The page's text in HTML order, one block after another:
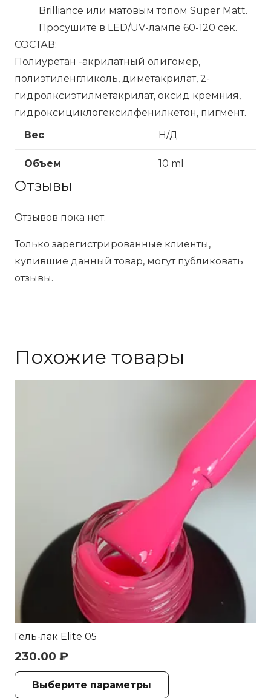
Brilliance или матовым топом Super Matt.
Просушите в LED/UV-лампе 60-120 сек.
СОСТАВ:
Полиуретан -акрилатный олигомер,
полиэтиленгликоль, диметакрилат, 2-
гидролксиэтилметакрилат, оксид кремния,
гидроксициклогексилфенилкетон, пигмент.
Вес
Н/Д
Объем 10 ml
Отзывы
Отзывов пока нет.
Только зарегистрированные клиенты,
купившие данный товар, могут публиковать
отзывы.
Похожие товары
Гель-лак Elite 05
230.00 ₽
Выберите параметры